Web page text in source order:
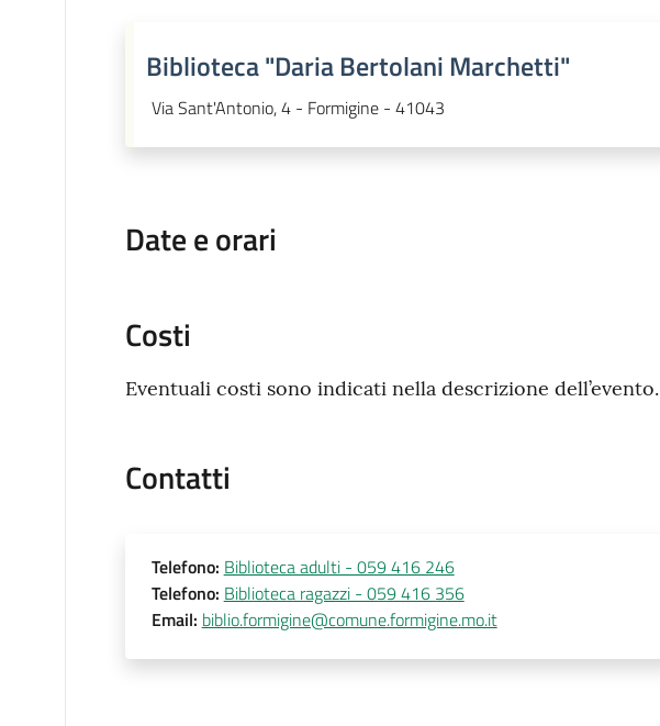
Biblioteca "Daria Bertolani Marchetti"
Via Sant'Antonio, 4 - Formigine - 41043
Date e orari
Costi
Eventuali costi sono indicati nella descrizione dell’evento.
Contatti
Telefono: Biblioteca adulti - 059 416 246
Telefono: Biblioteca ragazzi - 059 416 356
Email: biblio.formigine@comune.formigine.mo.it